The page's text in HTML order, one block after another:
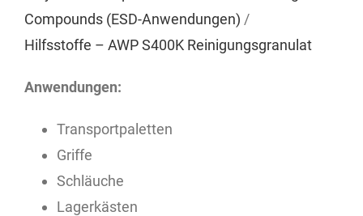
Compounds (ESD-Anwendungen) /
Hilfsstoffe – AWP S400K Reinigungsgranulat
Anwendungen:
Transportpaletten
Griffe
Schläuche
Lagerkästen